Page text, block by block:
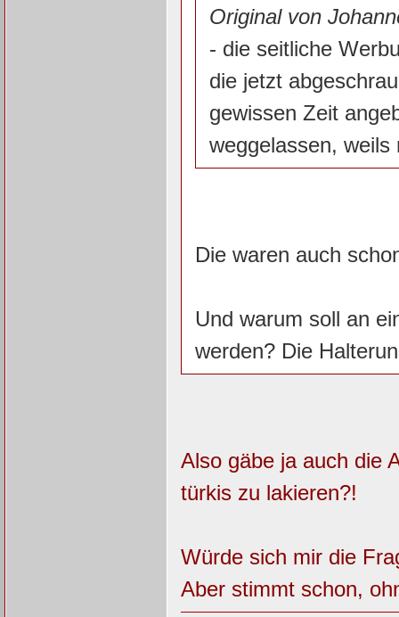
Original von
- die seitliche
die jetzt
gewissen Zeit
weggelassen,
Die waren auch
Und warum soll an
werden? Die
Also gäbe ja auch die
türkis zu lakieren?!
Würde sich mir die
Aber stimmt schon,